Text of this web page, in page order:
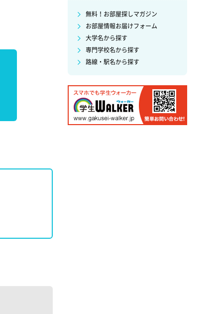
無料！お部屋探しマガジン
お部屋情報お届けフォーム
大学名から探す
専門学校名から探す
路線・駅名から探す